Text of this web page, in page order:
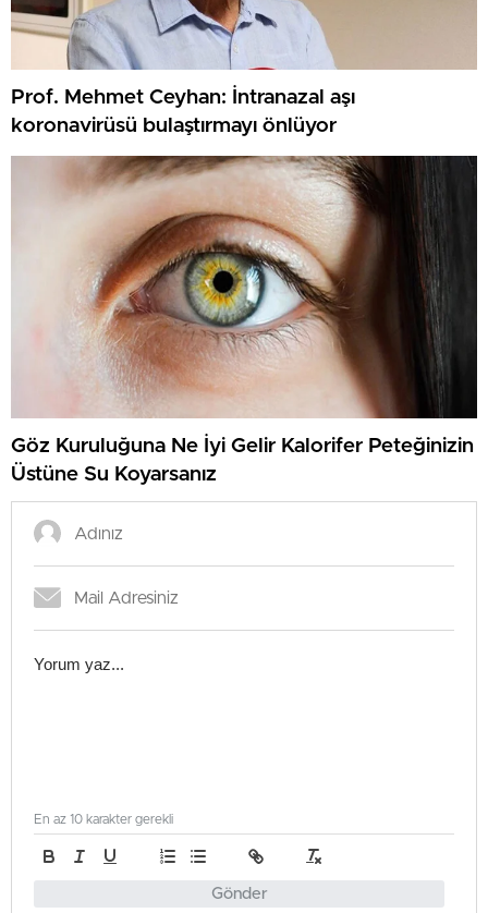
Prof. Mehmet Ceyhan: İntranazal aşı
koronavirüsü bulaştırmayı önlüyor
Göz Kuruluğuna Ne İyi Gelir Kalorifer Peteğinizin
Üstüne Su Koyarsanız
Gönder
En az 10 karakter gerekli